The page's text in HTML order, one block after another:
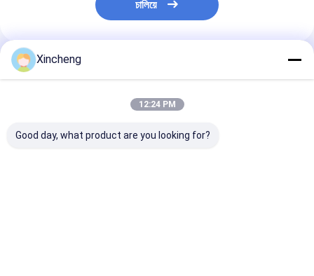
চালিয়ে
প্রস্তাবিত পণ্য
Xincheng
12:24 PM
Good day, what product are you looking for?